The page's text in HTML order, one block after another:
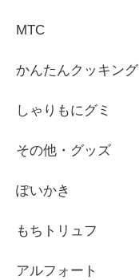
MTC
かんたんクッキング
しゃりもにグミ
その他・グッズ
ぽいかき
もちトリュフ
アルフォート